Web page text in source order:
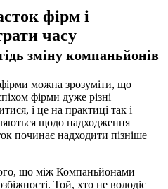
фірм і
часу
зміну компаньйонів
можна зрозуміти, що
фірми дуже різні
і це на практиці так і
щодо надходження
починає надходити пізніше
що між Компаньйонами
Той, хто не володіє